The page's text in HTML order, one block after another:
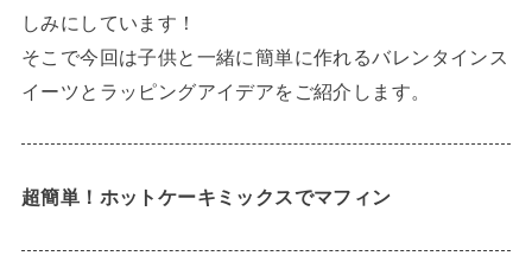
しみにしています！
そこで今回は子供と一緒に簡単に作れるバレンタインス
イーツとラッピングアイデアをご紹介します。
超簡単！ホットケーキミックスでマフィン